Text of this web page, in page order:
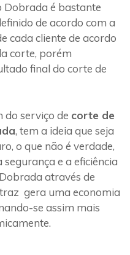
Dobrada é bastante
de acordo com a
cada cliente de acordo
corte, porém
final do corte de
do serviço de corte de
, tem a ideia que seja
o que não é verdade,
e a eficiência
através de
gera uma economia
se assim mais